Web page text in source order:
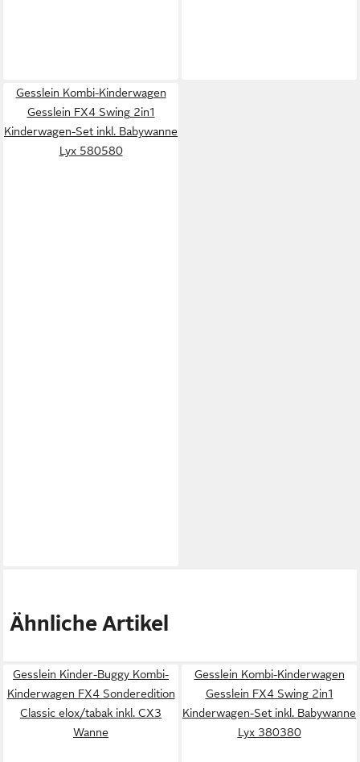
Gesslein Kombi-Kinderwagen
Gesslein FX4 Swing 2in1
Kinderwagen-Set inkl. Babywanne
Lyx 580580
Ähnliche Artikel
Gesslein Kinder-Buggy Kombi-
Kinderwagen FX4 Sonderedition
Classic elox/tabak inkl. CX3
Wanne
Gesslein Kombi-Kinderwagen
Gesslein FX4 Swing 2in1
Kinderwagen-Set inkl. Babywanne
Lyx 380380